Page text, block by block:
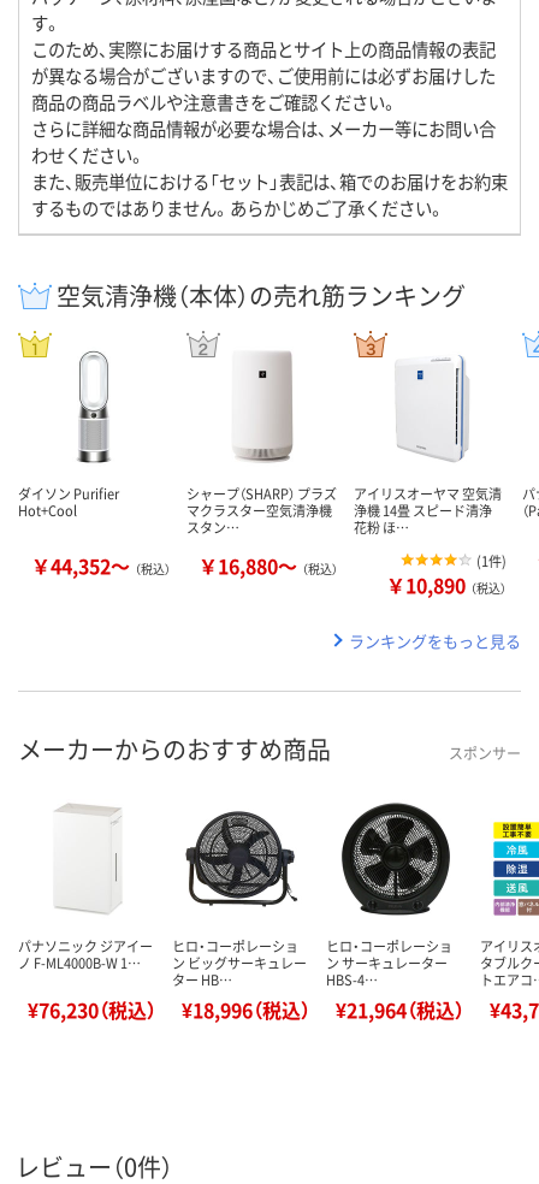
す。
このため、実際にお届けする商品とサイト上の商品情報の表記
が異なる場合がございますので、ご使用前には必ずお届けした
商品の商品ラベルや注意書きをご確認ください。
さらに詳細な商品情報が必要な場合は、メーカー等にお問い合
わせください。
また、販売単位における「セット」表記は、箱でのお届けをお約束
するものではありません。あらかじめご了承ください。
空気清浄機（本体）の売れ筋ランキング
ダイソン Purifier
Hot+Cool
￥44,352～ （税込）
シャープ（SHARP） プラズ
マクラスター空気清浄機
スタン…
￥16,880～ （税込）
アイリスオーヤマ 空気清
浄機 14畳 スピード清浄
花粉 ほ…
(1件)
￥10,890 （税込）
ランキングをもっと見る
メーカーからのおすすめ商品 スポンサー
パナソニック ジアイー
ノ F-ML4000B-W 1…
¥76,230（税込）
ヒロ・コーポレーショ
ン ビッグサーキュレー
ター HB…
¥18,996（税込）
ヒロ・コーポレーショ
ン サーキュレーター
HBS-4…
¥21,964（税込）
アイリス
タブルク
トエア
レビュー（0件）